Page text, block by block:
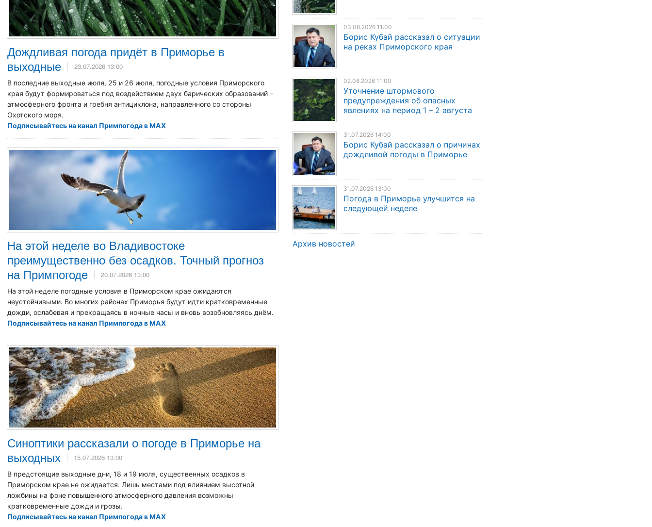
Дождливая погода придёт в Приморье в
выходные
23.07.2026 13:00
В последние выходные июля, 25 и 26 июля, погодные условия Приморского
края будут формироваться под воздействием двух барических образований –
атмосферного фронта и гребня антициклона, направленного со стороны
Охотского моря.
Подписывайтесь на канал Примпогода в MAX
На этой неделе во Владивостоке
преимущественно без осадков. Точный прогноз
на Примпогоде
20.07.2026 13:00
На этой неделе погодные условия в Приморском крае ожидаются
неустойчивыми. Во многих районах Приморья будут идти кратковременные
дожди, ослабевая и прекращаясь в ночные часы и вновь возобновляясь днём.
Подписывайтесь на канал Примпогода в MAX
Синоптики рассказали о погоде в Приморье на
выходных
15.07.2026 13:00
В предстоящие выходные дни, 18 и 19 июля, существенных осадков в
Приморском крае не ожидается. Лишь местами под влиянием высотной
ложбины на фоне повышенного атмосферного давления возможны
кратковременные дожди и грозы.
Подписывайтесь на канал Примпогода в MAX
03.08.2026 11:00
Борис Кубай рассказал о ситуации
на реках Приморского края
02.08.2026 11:00
Уточнение штормового
предупреждения об опасных
явлениях на период 1 – 2 августа
31.07.2026 14:00
Борис Кубай рассказал о причинах
дождливой погоды в Приморье
31.07.2026 13:00
Погода в Приморье улучшится на
следующей неделе
Архив новостей